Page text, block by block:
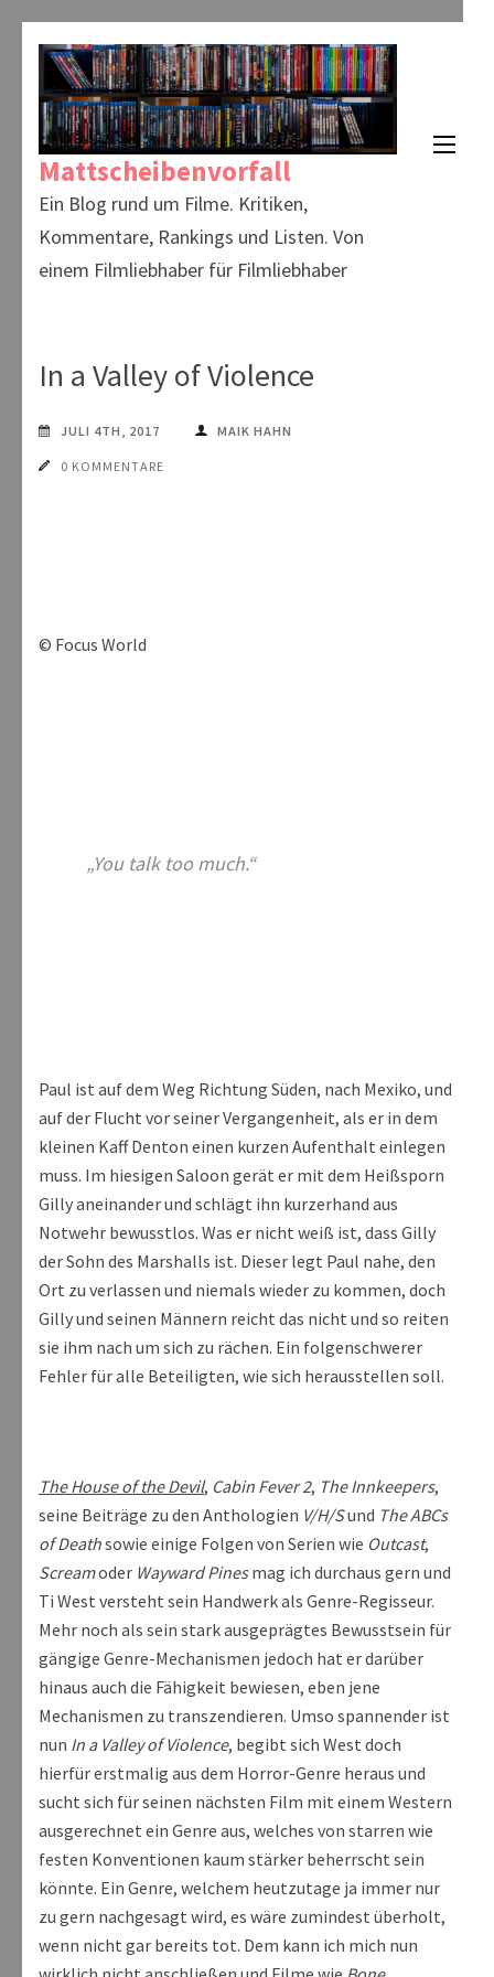
springen
(Enter
drücken)
Mattscheibenvorfall
Ein Blog rund um Filme. Kritiken,
Kommentare, Rankings und Listen. Von
einem Filmliebhaber für Filmliebhaber
In a Valley of Violence
JULI 4TH, 2017 MAIK HAHN
0 KOMMENTARE
© Focus World
„You talk too much.“
Paul ist auf dem Weg Richtung Süden, nach Mexiko, und
auf der Flucht vor seiner Vergangenheit, als er in dem
kleinen Kaff Denton einen kurzen Aufenthalt einlegen
muss. Im hiesigen Saloon gerät er mit dem Heißsporn
Gilly aneinander und schlägt ihn kurzerhand aus
Notwehr bewusstlos. Was er nicht weiß ist, dass Gilly
der Sohn des Marshalls ist. Dieser legt Paul nahe, den
Ort zu verlassen und niemals wieder zu kommen, doch
Gilly und seinen Männern reicht das nicht und so reiten
sie ihm nach um sich zu rächen. Ein folgenschwerer
Fehler für alle Beteiligten, wie sich herausstellen soll.
The House of the Devil, Cabin Fever 2, The Innkeepers,
seine Beiträge zu den Anthologien V/H/Sund The ABCs
of Deathsowie einige Folgen von Serien wie Outcast,
Screamoder Wayward Pinesmag ich durchaus gern und
Ti West versteht sein Handwerk als Genre-Regisseur.
Mehr noch als sein stark ausgeprägtes Bewusstsein für
gängige Genre-Mechanismen jedoch hat er darüber
hinaus auch die Fähigkeit bewiesen, eben jene
Mechanismen zu transzendieren. Umso spannender ist
nun In a Valley of Violence, begibt sich West doch
hierfür erstmalig aus dem Horror-Genre heraus und
sucht sich für seinen nächsten Film mit einem Western
ausgerechnet ein Genre aus, welches von starren wie
festen Konventionen kaum stärker beherrscht sein
könnte. Ein Genre, welchem heutzutage ja immer nur
zu gern nachgesagt wird, es wäre zumindest überholt,
wenn nicht gar bereits tot. Dem kann ich mich nun